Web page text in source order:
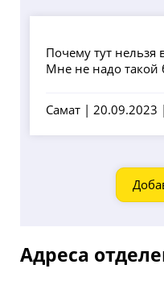
Почему тут нельзя
Мне не надо такой
Самат | 20.09.2023 |
Адреса